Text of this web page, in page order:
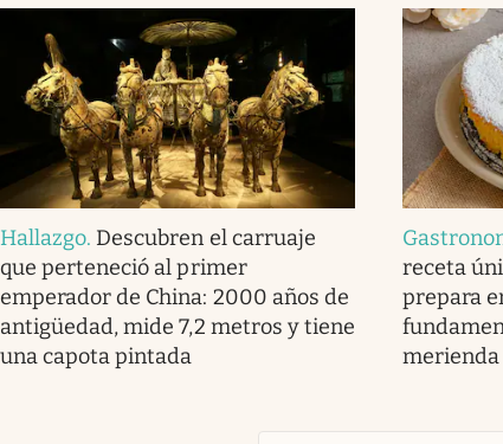
Hallazgo. Descubren el carruaje
que perteneció al primer
emperador de China: 2000 años de
antigüedad, mide 7,2 metros y tiene
una capota pintada
receta
prepara
merienda